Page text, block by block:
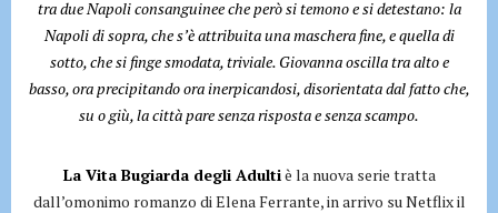
tra due Napoli consanguinee che però si temono e si detestano: la
Napoli di sopra, che s’è attribuita una maschera fine, e quella di
sotto, che si finge smodata, triviale. Giovanna oscilla tra alto e
basso, ora precipitando ora inerpicandosi, disorientata dal fatto che,
su o giù, la città pare senza risposta e senza scampo.
La Vita Bugiarda degli Adultiè la nuova serie tratta
dall’omonimo romanzo di Elena Ferrante, in arrivo su Netflix il